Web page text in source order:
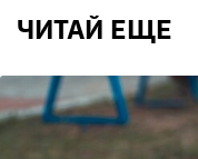
ЧИТАЙ ЕЩЕ